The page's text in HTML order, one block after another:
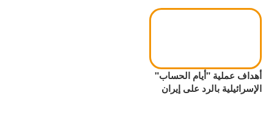
أهداف عملية "أيام الحساب"
الإسرائيلية بالرد على إيران